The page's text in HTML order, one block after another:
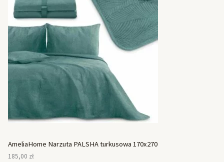
AmeliaHome Narzuta PALSHA turkusowa 170x270
185,00 zł